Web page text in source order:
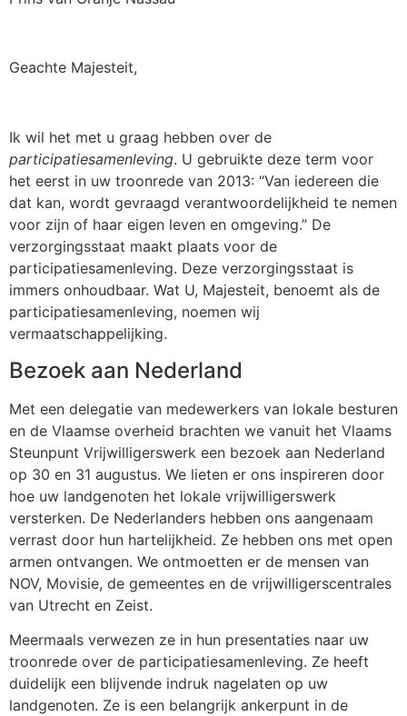
Geachte Majesteit,
Ik wil het met u graag hebben over de
participatiesamenleving. U gebruikte deze term voor
het eerst in uw troonrede van 2013: “Van iedereen die
dat kan, wordt gevraagd verantwoordelijkheid te nemen
voor zijn of haar eigen leven en omgeving.” De
verzorgingsstaat maakt plaats voor de
participatiesamenleving. Deze verzorgingsstaat is
immers onhoudbaar. Wat U, Majesteit, benoemt als de
participatiesamenleving, noemen wij
vermaatschappelijking.
Bezoek aan Nederland
Met een delegatie van medewerkers van lokale besturen
en de Vlaamse overheid brachten we vanuit het Vlaams
Steunpunt Vrijwilligerswerk een bezoek aan Nederland
op 30 en 31 augustus. We lieten er ons inspireren door
hoe uw landgenoten het lokale vrijwilligerswerk
versterken. De Nederlanders hebben ons aangenaam
verrast door hun hartelijkheid. Ze hebben ons met open
armen ontvangen. We ontmoetten er de mensen van
NOV, Movisie, de gemeentes en de vrijwilligerscentrales
van Utrecht en Zeist.
Meermaals verwezen ze in hun presentaties naar uw
troonrede over de participatiesamenleving. Ze heeft
duidelijk een blijvende indruk nagelaten op uw
landgenoten. Ze is een belangrijk ankerpunt in de